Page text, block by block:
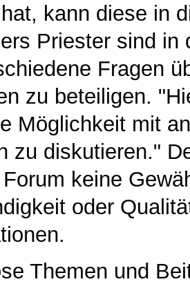
kann diese in
Priester sind in
Fragen
zu beteiligen.
Möglichkeit mit
zu diskutieren."
keine
oder
Themen und